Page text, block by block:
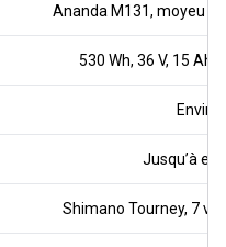
Ananda M131, moyeu
530 Wh, 36 V, 15 Ah,
Jusqu’à
Shimano Tourney, 7